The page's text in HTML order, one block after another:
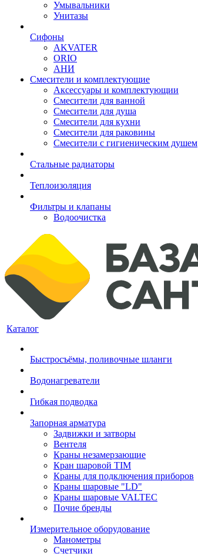
Умывальники
Унитазы
Сифоны
AKVATER
ORIO
АНИ
Смесители и комплектующие
Аксессуары и комплектующии
Смесители для ванной
Смесители для душа
Смесители для кухни
Смесители для раковины
Смесители с гигиеническим душем
Стальные радиаторы
Теплоизоляция
Фильтры и клапаны
Водоочистка
Каталог
Быстросъёмы, поливочные шланги
Водонагреватели
Гибкая подводка
Запорная арматура
Задвижки и затворы
Вентеля
Краны незамерзающие
Кран шаровой TIM
Краны для подключения приборов
Краны шаровые "LD"
Краны шаровые VALTEC
Почие бренды
Измерительное оборудование
Манометры
Счетчики